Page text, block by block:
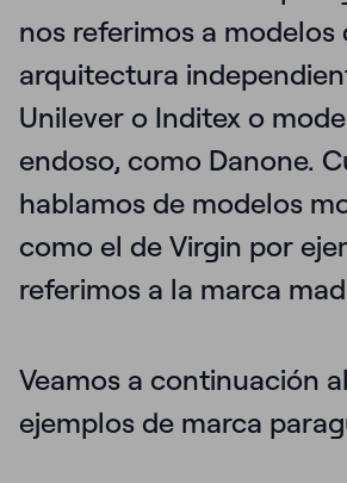
nos referimos a modelos
arquitectura
Unilever o Inditex o
endoso, como Danone.
hablamos de modelos
como el de Virgin por
referimos a la marca
Veamos a continuación
ejemplos de marca